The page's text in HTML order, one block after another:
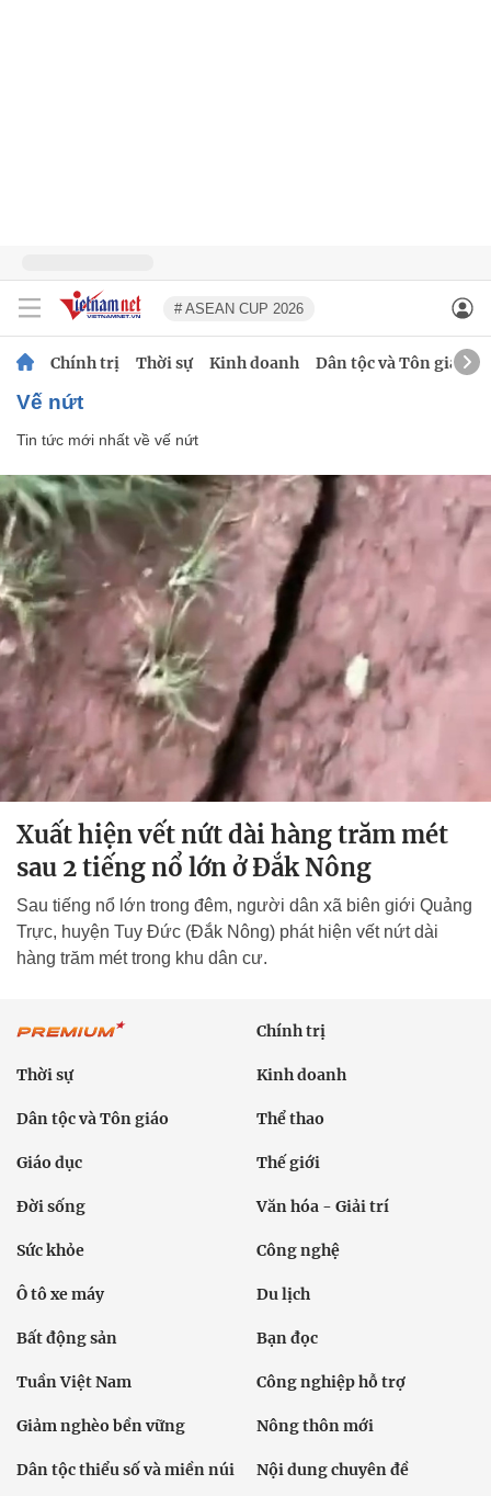
# ASEAN CUP 2026
Chính trị Thời sự Kinh doanh Dân tộc và Tôn giáo
vế nứt
Tin tức mới nhất về vế nứt
Xuất hiện vết nứt dài hàng trăm mét
sau 2 tiếng nổ lớn ở Đắk Nông
Sau tiếng nổ lớn trong đêm, người dân xã biên giới Quảng
Trực, huyện Tuy Đức (Đắk Nông) phát hiện vết nứt dài
hàng trăm mét trong khu dân cư.
Chính trị
Thời sự Kinh doanh
Dân tộc và Tôn giáo Thể thao
Giáo dục Thế giới
Đời sống Văn hóa - Giải trí
Sức khỏe Công nghệ
Ô tô xe máy Du lịch
Bất động sản Bạn đọc
Tuần Việt Nam Công nghiệp hỗ trợ
Giảm nghèo bền vững Nông thôn mới
Dân tộc thiểu số và miền núi Nội dung chuyên đề